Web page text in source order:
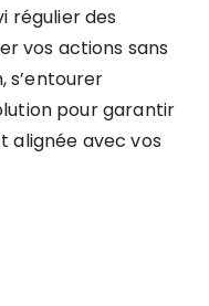
régulier des
vos actions sans
s’entourer
pour garantir
alignée avec vos